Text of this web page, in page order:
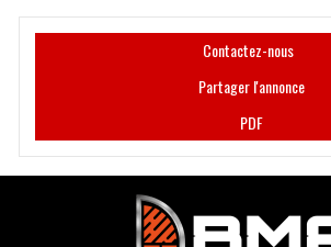
Contactez-nous
Partager l'annonce
PDF